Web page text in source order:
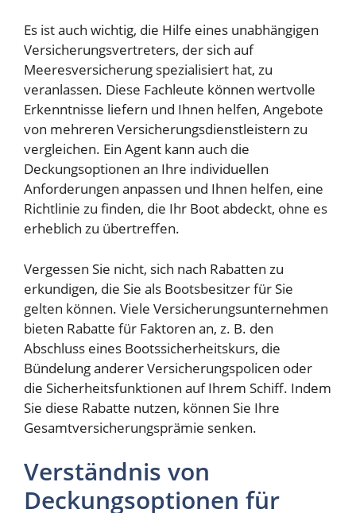
Es ist auch wichtig, die Hilfe eines unabhängigen
Versicherungsvertreters, der sich auf
Meeresversicherung spezialisiert hat, zu
veranlassen. Diese Fachleute können wertvolle
Erkenntnisse liefern und Ihnen helfen, Angebote
von mehreren Versicherungsdienstleistern zu
vergleichen. Ein Agent kann auch die
Deckungsoptionen an Ihre individuellen
Anforderungen anpassen und Ihnen helfen, eine
Richtlinie zu finden, die Ihr Boot abdeckt, ohne es
erheblich zu übertreffen.
Vergessen Sie nicht, sich nach Rabatten zu
erkundigen, die Sie als Bootsbesitzer für Sie
gelten können. Viele Versicherungsunternehmen
bieten Rabatte für Faktoren an, z. B. den
Abschluss eines Bootssicherheitskurs, die
Bündelung anderer Versicherungspolicen oder
die Sicherheitsfunktionen auf Ihrem Schiff. Indem
Sie diese Rabatte nutzen, können Sie Ihre
Gesamtversicherungsprämie senken.
Verständnis von
Deckungsoptionen für